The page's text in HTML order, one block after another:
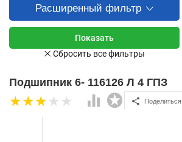
Расширенный фильтр
Подшипник 6- 116126 Л 4 ГПЗ
Поделиться